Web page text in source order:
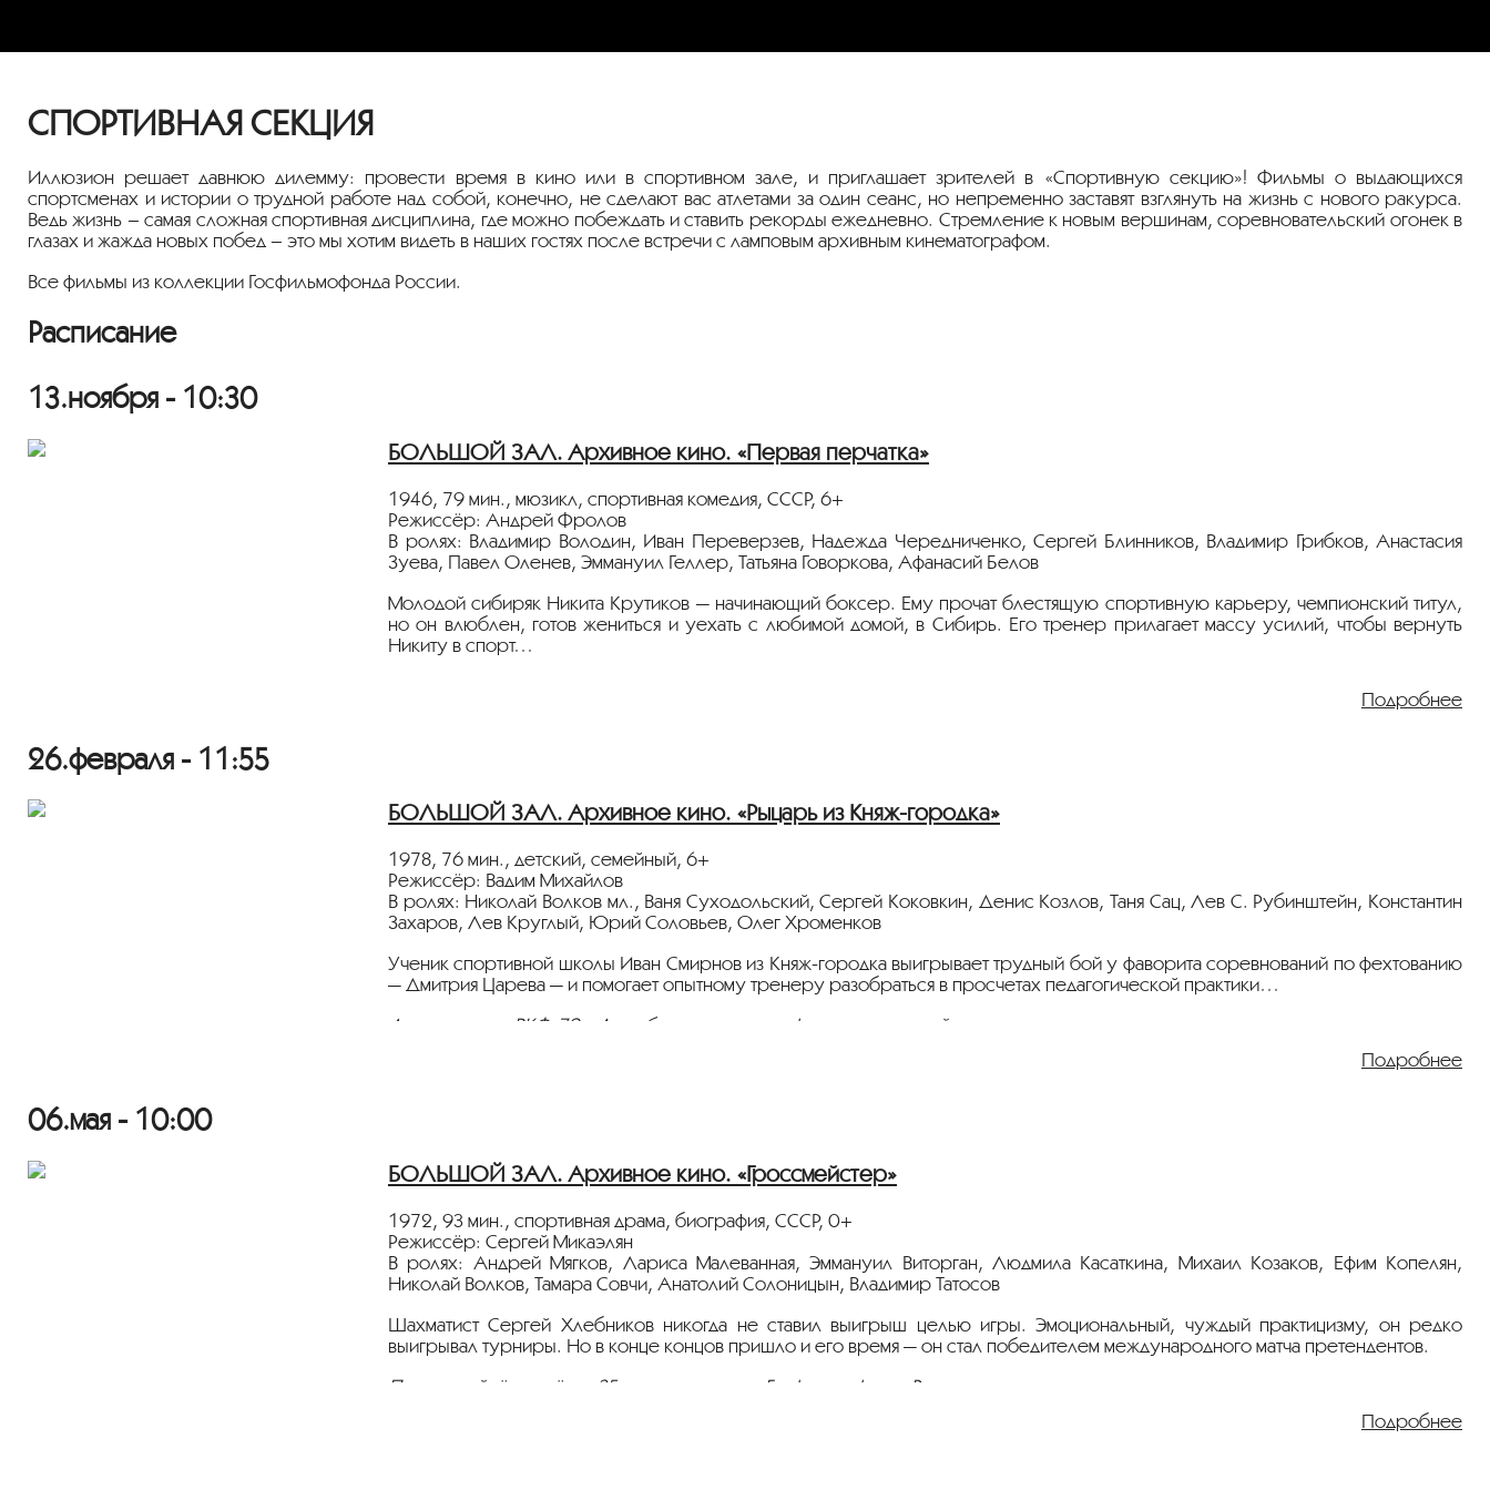
СПОРТИВНАЯ СЕКЦИЯ
Иллюзион решает давнюю дилемму: провести время в кино или в спортивном зале, и приглашает зрителей в «Спортивную секцию»! Фильмы о выдающихся
спортсменах и истории о трудной работе над собой, конечно, не сделают вас атлетами за один сеанс, но непременно заставят взглянуть на жизнь с нового ракурса.
Ведь жизнь – самая сложная спортивная дисциплина, где можно побеждать и ставить рекорды ежедневно. Стремление к новым вершинам, соревновательский огонек в
глазах и жажда новых побед – это мы хотим видеть в наших гостях после встречи с ламповым архивным кинематографом.
Все фильмы из коллекции Госфильмофонда России.
Расписание
13.ноября - 10:30
БОЛЬШОЙ ЗАЛ. Архивное кино. «Первая перчатка»
1946, 79 мин., мюзикл, спортивная комедия, СССР, 6+
Режиссёр: Андрей Фролов
В ролях: Владимир Володин, Иван Переверзев, Надежда Чередниченко, Сергей Блинников, Владимир Грибков, Анастасия
Зуева, Павел Оленев, Эммануил Геллер, Татьяна Говоркова, Афанасий Белов
Молодой сибиряк Никита Крутиков — начинающий боксер. Ему прочат блестящую спортивную карьеру, чемпионский титул,
но он влюблен, готов жениться и уехать с любимой домой, в Сибирь. Его тренер прилагает массу усилий, чтобы вернуть
Никиту в спорт…
дистанцию, носить средства персональной защиты (маска, перчатки) до и во время киносеанса.
С заботой о вашем здоровье,
кинотеатр «Иллюзион»
Подробнее
26.февраля - 11:55
БОЛЬШОЙ ЗАЛ. Архивное кино. «Рыцарь из Княж-городка»
1978, 76 мин., детский, семейный, 6+
Режиссёр: Вадим Михайлов
В ролях: Николай Волков мл., Ваня Суходольский, Сергей Коковкин, Денис Козлов, Таня Сац, Лев С. Рубинштейн, Константин
Захаров, Лев Круглый, Юрий Соловьев, Олег Хроменков
Ученик спортивной школы Иван Смирнов из Княж-городка выигрывает трудный бой у фаворита соревнований по фехтованию
— Дмитрия Царева — и помогает опытному тренеру разобраться в просчетах педагогической практики…
Диплом жюри ВКФ-79 в Ашхабаде по разделу фильмов для детей и юношества.
Подробнее
06.мая - 10:00
БОЛЬШОЙ ЗАЛ. Архивное кино. «Гроссмейстер»
1972, 93 мин., спортивная драма, биография, СССР, 0+
Режиссёр: Сергей Микаэлян
В ролях: Андрей Мягков, Лариса Малеванная, Эммануил Виторган, Людмила Касаткина, Михаил Козаков, Ефим Копелян,
Николай Волков, Тамара Совчи, Анатолий Солоницын, Владимир Татосов
Шахматист Сергей Хлебников никогда не ставил выигрыш целью игры. Эмоциональный, чуждый практицизму, он редко
выигрывал турниры. Но в конце концов пришло и его время — он стал победителем международного матча претендентов.
Показ пройдёт с плёнки 35 мм из коллекции Госфильмофонда России.
Подробнее